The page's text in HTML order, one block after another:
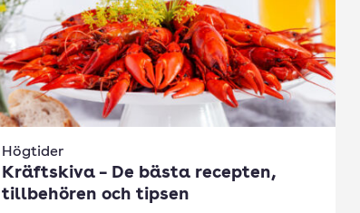
Högtider
Kräftskiva – De bästa recepten,
tillbehören och tipsen